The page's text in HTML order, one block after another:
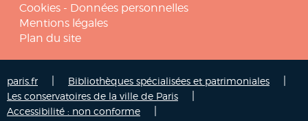
Cookies - Données personnelles
Mentions légales
Plan du site
paris.fr Bibliothèques spécialisées et patrimoniales
Les conservatoires de la ville de Paris
Accessibilité : non conforme